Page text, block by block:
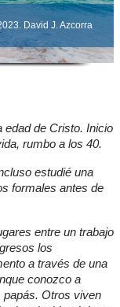
David J. Azcorra
edad de Cristo. Inicio
rumbo a los 40.
estudié una
formales antes de
entre un trabajo
los
a través de una
conozco a
papás. Otros viven